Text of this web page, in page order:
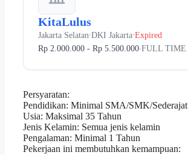
KitaLulus
Jakarta Selatan•DKI Jakarta•Expired
Rp 2.000.000 - Rp 5.500.000•FULL TIME
Persyaratan:
Pendidikan: Minimal SMA/SMK/Sederajat
Usia: Maksimal 35 Tahun
Jenis Kelamin: Semua jenis kelamin
Pengalaman: Minimal 1 Tahun
Pekerjaan ini membutuhkan kemampuan: